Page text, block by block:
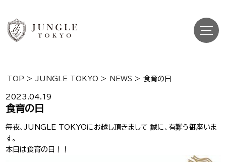
TOP > JUNGLE TOKYO > NEWS > 食育の日
2023.04.19
食育の日
毎夜、 JUNGLE TOKYOにお越し頂きまして 誠に、有難う御座いま
す。
本日は食育の日！！